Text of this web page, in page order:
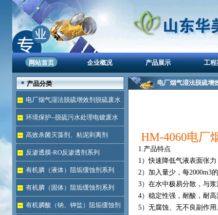
网站首页 企业概况 产品展示 工程
产品分类
电厂烟气湿法脱硫增效剂脱硫废水
处理环境保护--脱硫污水处理电镀废水
达标高效杀菌灭藻剂、粘泥剥离剂
反渗透膜-RO反渗透剂系列
有机膦（液体）阻垢缓蚀剂系列
有机膦（固体）阻垢缓蚀剂系列
有机膦酸（钠、钾盐）阻垢缓蚀剂
电厂烟气湿法脱硫增
HM-4060电厂
1.产品特点
1）快速降低气液表面张
2）加入量少，每2000m3
3）在水中极易分散，与
4）稳定性强，耐酸，耐高
5）无腐蚀、无不良副作用